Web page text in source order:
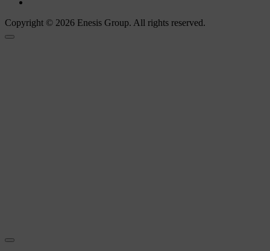
Copyright © 2026 Enesis Group. All rights reserved.